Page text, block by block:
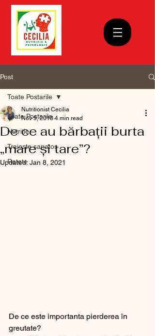
Post
Toate Postarile
Nutritie
Traieste sanatos
Retete
Toate Postarile
De ce au bărbații burta
„mare și tare”?
Nutritionist Cecilia
Nov 5, 2018 4 min read
Updated: Jan 8, 2021
De ce este importanta pierderea în
greutate?